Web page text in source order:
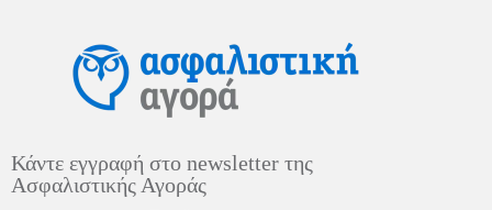
Κάντε εγγραφή στο newsletter της
Ασφαλιστικής Αγοράς